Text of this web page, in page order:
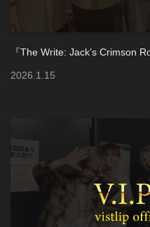
『The Write: Jack’s Crimson
2026 1 15